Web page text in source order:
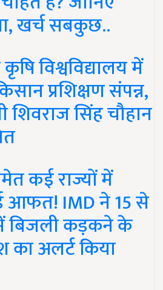
खर्च सबकुछ..
कृषि विश्वविद्यालय में
प्रशिक्षण संपन्न,
शिवराज सिंह चौहान
कई राज्यों में
आफत! IMD ने 15 से
बिजली कड़कने के
का अलर्ट किया